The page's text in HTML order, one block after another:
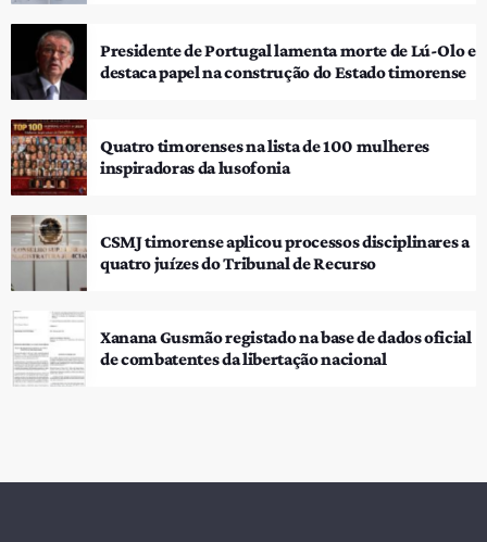
Presidente de Portugal lamenta morte de Lú-Olo e
destaca papel na construção do Estado timorense
Quatro timorenses na lista de 100 mulheres
inspiradoras da lusofonia
CSMJ timorense aplicou processos disciplinares a
quatro juízes do Tribunal de Recurso
Xanana Gusmão registado na base de dados oficial
de combatentes da libertação nacional